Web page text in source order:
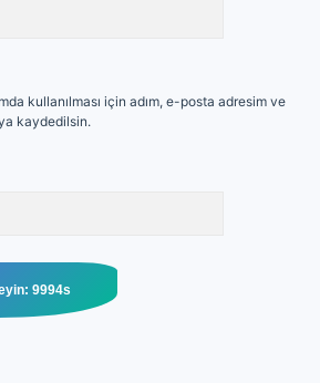
kullanılması için adım, e-posta adresim ve
kaydedilsin.